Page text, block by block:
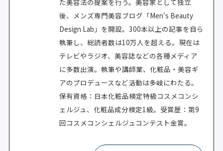
後、メンズ専門美容ブログ「Men's Beauty
Design Lab」を開設。300本以上の記事を自ら
執筆し、総読者数は10万人を超える。現在は
テレビやラジオ、美容誌などの各種メディア
に多数出演。執筆や講師業、化粧品・美容ギ
アのプロデュースなど活動は多岐にわたる。
保有資格：日本化粧品検定特級コスメコンシ
ェルジュ、化粧品成分検定1級。受賞歴：第9
回コスメコンシェルジュコンテスト金賞。